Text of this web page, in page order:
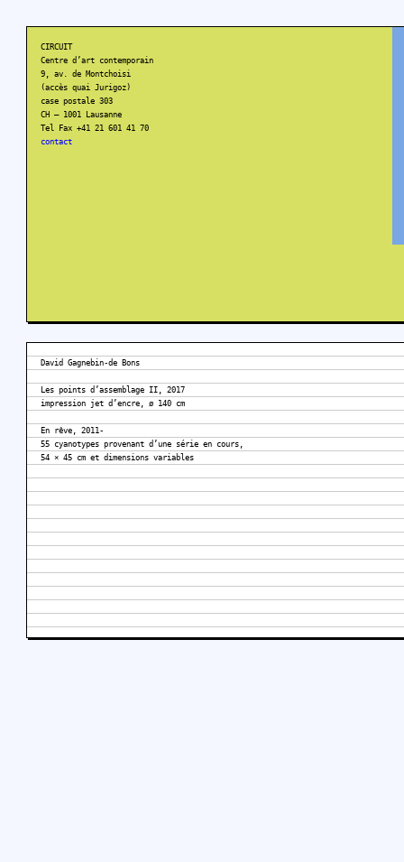
CIRCUIT
Centre d’art contemporain
9, av. de Montchoisi
(accès quai Jurigoz)
case postale 303
CH – 1001 Lausanne
Tel Fax +41 21 601 41 70
contact
David Gagnebin-de Bons
Les points d’assemblage II, 2017
impression jet d’encre, ø 140 cm
En rêve, 2011-
55 cyanotypes provenant d’une série en cours,
54 × 45 cm et dimensions variables